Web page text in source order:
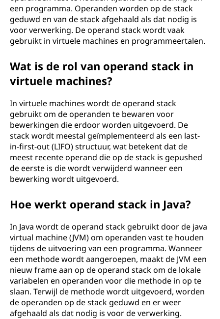
een programma. Operanden worden op de stack
geduwd en van de stack afgehaald als dat nodig is
voor verwerking. De operand stack wordt vaak
gebruikt in virtuele machines en programmeertalen.
Wat is de rol van operand stack in
virtuele machines?
In virtuele machines wordt de operand stack
gebruikt om de operanden te bewaren voor
bewerkingen die erdoor worden uitgevoerd. De
stack wordt meestal geïmplementeerd als een last-
in-first-out (LIFO) structuur, wat betekent dat de
meest recente operand die op de stack is gepushed
de eerste is die wordt verwijderd wanneer een
bewerking wordt uitgevoerd.
Hoe werkt operand stack in Java?
In Java wordt de operand stack gebruikt door de java
virtual machine (JVM) om operanden vast te houden
tijdens de uitvoering van een programma. Wanneer
een methode wordt aangeroepen, maakt de JVM een
nieuw frame aan op de operand stack om de lokale
variabelen en operanden voor die methode in op te
slaan. Terwijl de methode wordt uitgevoerd, worden
de operanden op de stack geduwd en er weer
afgehaald als dat nodig is voor de verwerking.